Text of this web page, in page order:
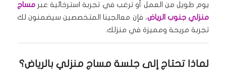
يوم طويل من العمل أو ترغب في تجربة استرخائية عبرمساج
منزلي جنوب الرياض، فإن معالجينا المتخصصين سيضمنون لك
تجربة مريحة ومميزة في منزلك.
لماذا تحتاج إلى جلسة مساج منزلي بالرياض؟